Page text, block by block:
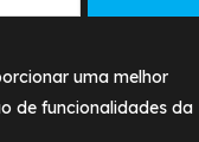
CONTACTOSuma melhor
de funcionalidades da